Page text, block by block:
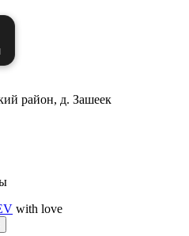
район, д. Зашеек
with love